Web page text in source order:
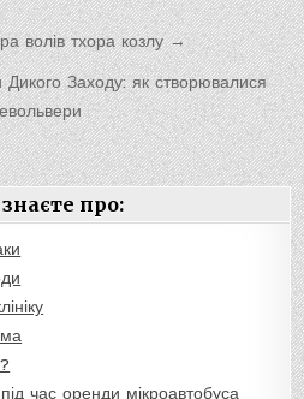
волів тхора козлу →
Заходу: як створювалися
про:
час оренди мікроавтобуса